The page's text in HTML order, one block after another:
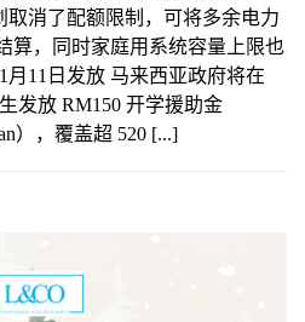
取消了配额限制，可将多余电力
算，同时家庭用系统容量上限也
11日发放 马来西亚政府将在
发放 RM150 开学援助金
），覆盖超 520 [...]